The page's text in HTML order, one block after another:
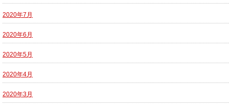
2020年7月
2020年6月
2020年5月
2020年4月
2020年3月